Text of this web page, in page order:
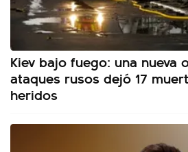
Kiev bajo fuego: una nueva
ataques rusos dejó 17
heridos